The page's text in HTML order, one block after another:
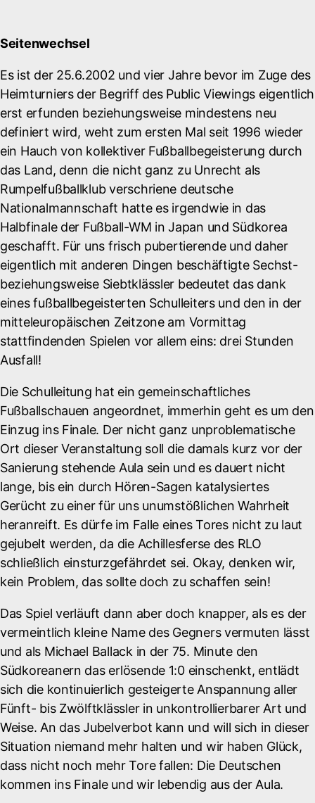
Seitenwechsel
Es ist der 25.6.2002 und vier Jahre bevor im Zuge des
Heimturniers der Begriff des Public Viewings eigentlich
erst erfunden beziehungsweise mindestens neu
definiert wird, weht zum ersten Mal seit 1996 wieder
ein Hauch von kollektiver Fußballbegeisterung durch
das Land, denn die nicht ganz zu Unrecht als
Rumpelfußballklub verschriene deutsche
Nationalmannschaft hatte es irgendwie in das
Halbfinale der Fußball-WM in Japan und Südkorea
geschafft. Für uns frisch pubertierende und daher
eigentlich mit anderen Dingen beschäftigte Sechst-
beziehungsweise Siebtklässler bedeutet das dank
eines fußballbegeisterten Schulleiters und den in der
mitteleuropäischen Zeitzone am Vormittag
stattfindenden Spielen vor allem eins: drei Stunden
Ausfall!
Die Schulleitung hat ein gemeinschaftliches
Fußballschauen angeordnet, immerhin geht es um den
Einzug ins Finale. Der nicht ganz unproblematische
Ort dieser Veranstaltung soll die damals kurz vor der
Sanierung stehende Aula sein und es dauert nicht
lange, bis ein durch Hören-Sagen katalysiertes
Gerücht zu einer für uns unumstößlichen Wahrheit
heranreift. Es dürfe im Falle eines Tores nicht zu laut
gejubelt werden, da die Achillesferse des RLO
schließlich einsturzgefährdet sei. Okay, denken wir,
kein Problem, das sollte doch zu schaffen sein!
Das Spiel verläuft dann aber doch knapper, als es der
vermeintlich kleine Name des Gegners vermuten lässt
und als Michael Ballack in der 75. Minute den
Südkoreanern das erlösende 1:0 einschenkt, entlädt
sich die kontinuierlich gesteigerte Anspannung aller
Fünft- bis Zwölftklässler in unkontrollierbarer Art und
Weise. An das Jubelverbot kann und will sich in dieser
Situation niemand mehr halten und wir haben Glück,
dass nicht noch mehr Tore fallen: Die Deutschen
kommen ins Finale und wir lebendig aus der Aula.